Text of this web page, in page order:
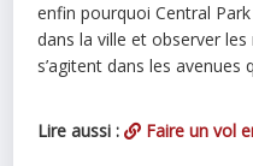
enfin pourquoi Central
dans la ville et observer
s’agitent dans les
Lire aussi : Faire un vol